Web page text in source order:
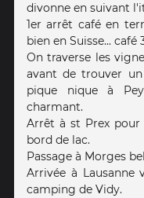
divonne en suivant
1er arrêt café en
bien en Suisse... café
On traverse les
avant de trouver
pique nique à
charmant.
Arrêt à st Prex
bord de lac.
Passage à Morges
Arrivée à Lausanne
camping de Vidy.